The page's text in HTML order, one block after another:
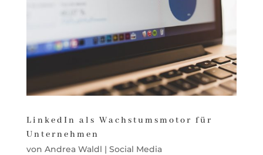
LinkedIn als Wachstumsmotor für
Unternehmen
von Andrea Waldl | Social Media